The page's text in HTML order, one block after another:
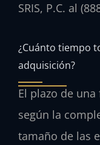
SRIS, P.C. al
¿Cuánto tiempo
adquisición?
El plazo de
según la
tamaño de las